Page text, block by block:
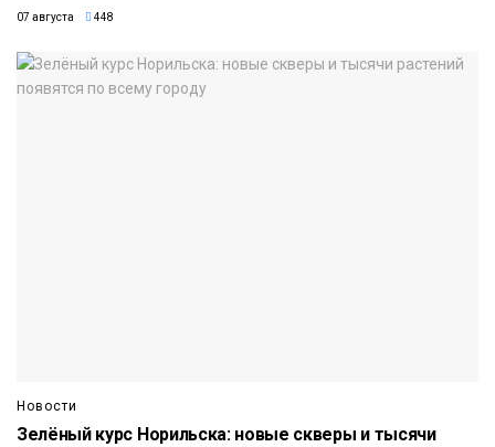
07 августа 448
Новости
Зелёный курс Норильска: новые скверы и тысячи